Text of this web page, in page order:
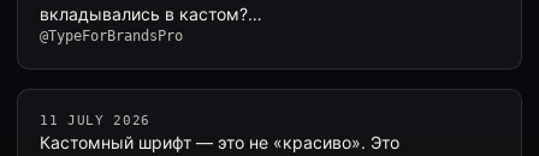
вкладывались в кастом?…
@TypeForBrandsPro
11 JULY 2026
Кастомный шрифт — это не «красиво». Это